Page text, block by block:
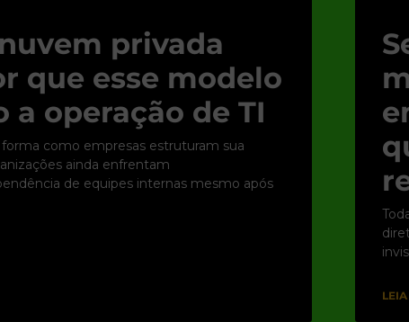
privada
que esse modelo
operação de TI
como empresas estruturam sua
ainda enfrentam
de equipes internas mesmo após